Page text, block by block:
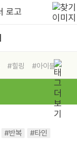
#힐링
#아이들
#반복
#타인